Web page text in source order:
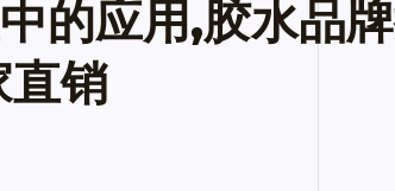
的应用,胶水品
直销